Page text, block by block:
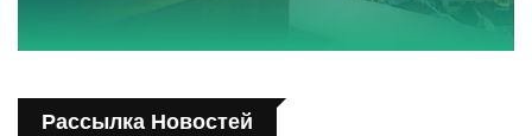
Рассылка Новостей